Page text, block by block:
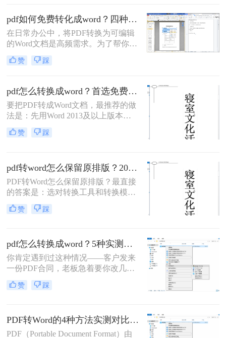
为了帮你快速选出最适合自己的转换
方式，下表汇总了四种主流免费方法
的核心差异：
pdf如何免费转化成word？四种方法对比与实操指南（附详细表格）
在日常办公中，将PDF转换为可编辑
的Word文档是高频需求。为了帮你快
速选出最适合自己的方案，下表汇总
了四种主流免费方法的核心差异：
赞 踩
pdf怎么转换成word？首选免费工具，复杂文件再上专业软件！
要把PDF转成Word文档，最推荐的做
法是：先用Word 2013及以上版本直
接打开PDF（免费、无损）、再用
Google Drive在线转换（免费、云
底。
赞 踩
pdf转word怎么保留原排版？2026最新实测，这5种方法从免费到专业全搞定！
PDF转Word怎么保留原排版？最直接
的答案是：选对转换工具和转换模式
——可编辑PDF优先用Word直接打开
或专业转换软件的“排版优先”模式，
排版错乱、表格移位、字体变样等问
题的核心原则。
赞 踩
pdf怎么转换成word？5种实测方法，从免费到专业全攻略！
你肯定遇到过这种情况——客户发来
一份PDF合同，老板急着要你改几个
字；老师上传的PDF课件，你想复制
一段做笔记；或者自己扫描的纸质文
者，“pdf怎么转换成word”绝对是高频
刚需。
赞 踩
PDF转Word的4种方法实测对比（附还原度对比表）！
PDF（Portable Document Format）由